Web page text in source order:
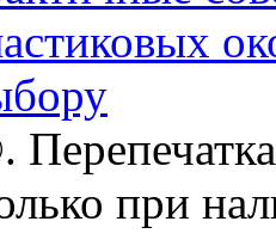
при